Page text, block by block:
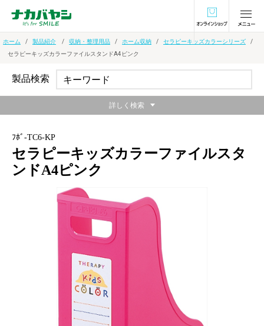
オンラインショ
ホーム 製品紹介 収納・整理用品 ホーム収納
セラピーキッズカラーシリーズ
セラピーキッズカラーファイルスタンドA4ピンク
ﾌﾎﾞ-TC6-KP
セラピーキッズカラーファイルスタ
ンドA4ピンク
タテ・ヨコ使えるA4サイズ
メーカー希望小売価格：
製品検索
詳しく検索